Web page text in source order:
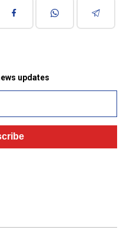
updates